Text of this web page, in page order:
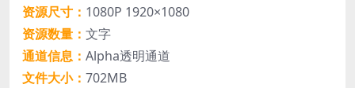
资源尺寸： 1080P 1920×1080
资源数量： 文字
通道信息： Alpha透明通道
文件大小： 702MB